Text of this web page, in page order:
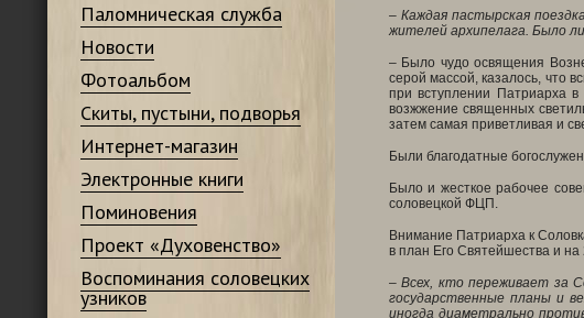
Паломническая служба
Новости
Фотоальбом
Скиты, пустыни, подворья
Интернет-магазин
Электронные книги
Поминовения
Проект «Духовенство»
Воспоминания соловецких
узников
– Каждая пастырская
жителей архипелага. Было
– Было чудо освящения
серой массой, казалось, что
при вступлении Патриарха
возжжение священных
затем самая приветливая и
Были благодатные
Было и жесткое рабочее
соловецкой ФЦП.
Внимание Патриарха к
в план Его Святейшества и на
–Всех, кто переживает за
государственные планы и
иногда диаметрально